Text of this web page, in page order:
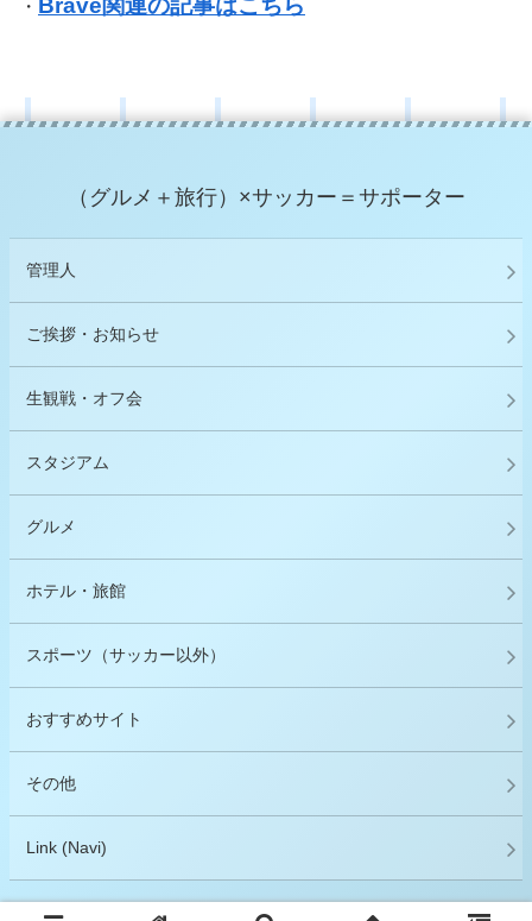
・
（グルメ＋旅行）×サッカー＝サポーター
管理人
ご挨拶・お知らせ
生観戦・オフ会
スタジアム
グルメ
ホテル・旅館
スポーツ（サッカー以外）
おすすめサイト
その他
Link (Navi)